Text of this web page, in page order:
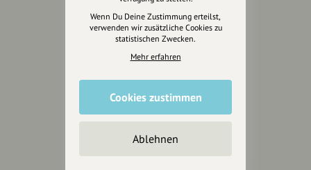
AGB
Cookies zurücksetzen
Mediakit
Wenn Du Deine Zustimmung erteilst,
verwenden wir zusätzliche Cookies zu
statistischen Zwecken.
Mehr erfahren
Cookies zustimmen
Ablehnen